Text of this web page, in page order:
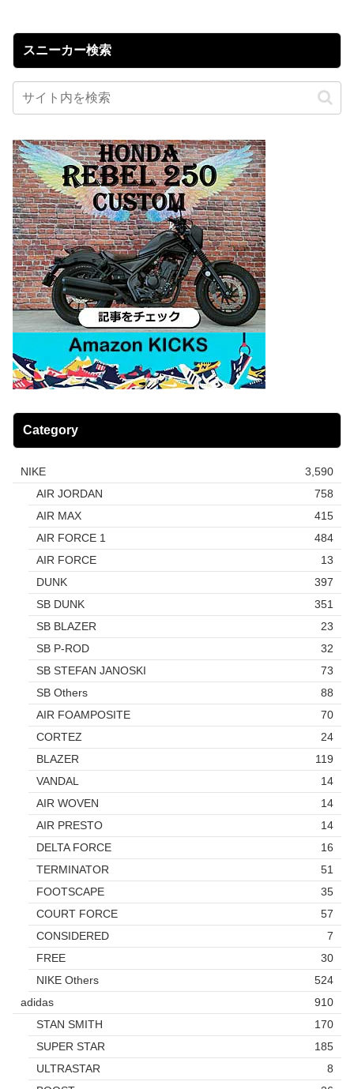
スニーカー検索
Category
NIKE
3,590
AIR JORDAN
758
AIR MAX
415
AIR FORCE 1
484
AIR FORCE
13
DUNK
397
SB DUNK
351
SB BLAZER
23
SB P-ROD
32
SB STEFAN JANOSKI
73
SB Others
88
AIR FOAMPOSITE
70
CORTEZ
24
BLAZER
119
VANDAL
14
AIR WOVEN
14
AIR PRESTO
14
DELTA FORCE
16
TERMINATOR
51
FOOTSCAPE
35
COURT FORCE
57
CONSIDERED
7
FREE
30
NIKE Others
524
adidas
910
STAN SMITH
170
SUPER STAR
185
ULTRASTAR
8